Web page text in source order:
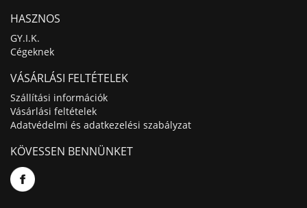
HASZNOS
GY.I.K.
Cégeknek
VÁSÁRLÁSI FELTÉTELEK
Szállítási információk
Vásárlási feltételek
Adatvédelmi és adatkezelési szabályzat
KÖVESSEN BENNÜNKET